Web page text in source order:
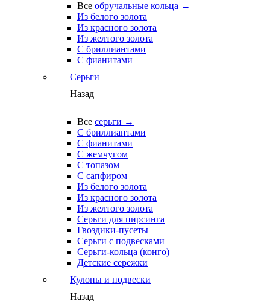
Все обручальные кольца →
Из белого золота
Из красного золота
Из желтого золота
С бриллиантами
С фианитами
Серьги
Назад
Все серьги →
С бриллиантами
С фианитами
С жемчугом
С топазом
С сапфиром
Из белого золота
Из красного золота
Из желтого золота
Серьги для пирсинга
Гвоздики-пусеты
Серьги с подвесками
Серьги-кольца (конго)
Детские сережки
Кулоны и подвески
Назад